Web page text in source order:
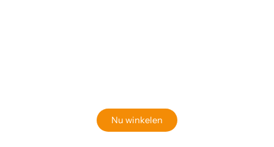
Nu winkelen